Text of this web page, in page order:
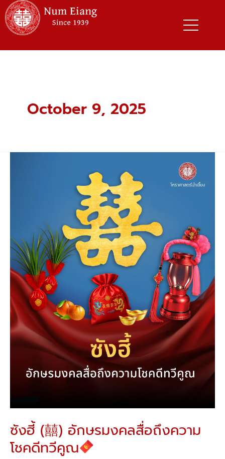
Skip
to
October 9, 2025
ซังฮี้ (囍) อักษรมงคลสื่อถึงความ
โชคดีทวีคูณ
สื่อ
ถึง
ความ
โชค
ดี
ทวีคูณ